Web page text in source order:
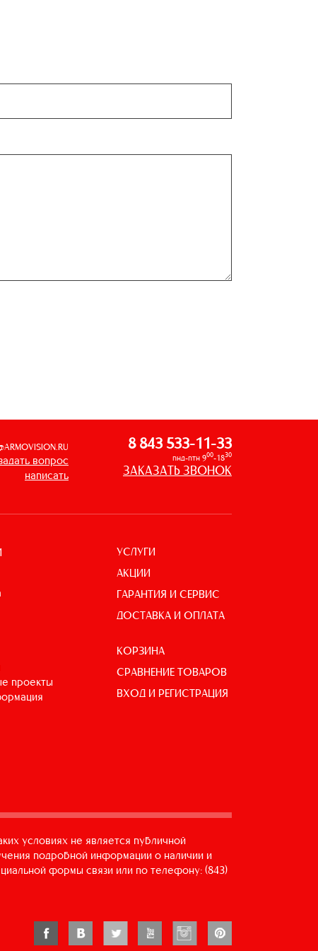
задать вопрос
написать
8 843 533-11-33
пнд-птн 900-1830
ЗАКАЗАТЬ ЗВОНОК
проекты
УСЛУГИ
АКЦИИ
ГАРАНТИЯ И СЕРВИС
ДОСТАВКА И ОПЛАТА
КОРЗИНА
СРАВНЕНИЕ ТОВАРОВ
ВХОД И РЕГИСТРАЦИЯ
условиях не является публичной
подробной информации о наличии и
формы связи или по телефону: (843)